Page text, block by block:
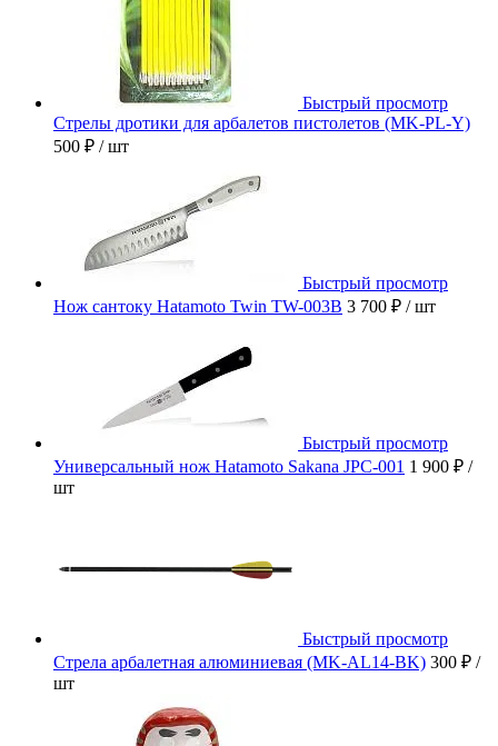
Быстрый просмотр
Стрелы дротики для арбалетов пистолетов (MK-PL-Y)
500 ₽ / шт
Быстрый просмотр
Нож сантоку Hatamoto Twin TW-003B 3 700 ₽ / шт
Быстрый просмотр
Универсальный нож Hatamoto Sakana JPC-001 1 900 ₽ /
шт
Быстрый просмотр
Стрела арбалетная алюминиевая (MK-AL14-BK) 300 ₽ /
шт